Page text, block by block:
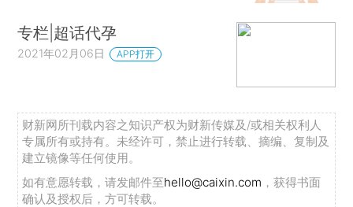
专栏|超话代孕
2021年02月06日 APP打开
财新网所刊载内容之知识产权为财新传媒及/或相关权利人
专属所有或持有。未经许可，禁止进行转载、摘编、复制及
建立镜像等任何使用。
如有意愿转载，请发邮件至hello@caixin.com ，获得书面
确认及授权后，方可转载。